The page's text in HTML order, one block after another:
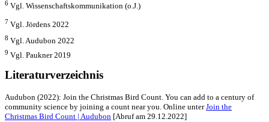
6 Vgl. Wissenschaftskommunikation (o.J.)
7 Vgl. Jördens 2022
8 Vgl. Audubon 2022
9 Vgl. Paukner 2019
Literaturverzeichnis
Audubon (2022): Join the Christmas Bird Count. You can add to a century of
community science by joining a count near you. Online unterJoin the
Christmas Bird Count | Audubon [Abruf am 29.12.2022]